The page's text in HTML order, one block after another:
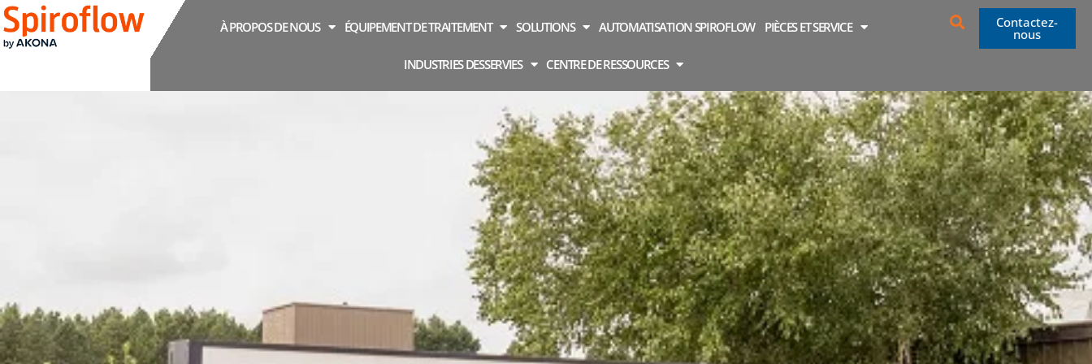
À PROPOS DE NOUS ÉQUIPEMENT DE TRAITEMENT SOLUTIONS AUTOMATISATION SPIROFLOW PIÈCES ET SERVICE
INDUSTRIES DESSERVIES CENTRE DE RESSOURCES
Contactez-
nous